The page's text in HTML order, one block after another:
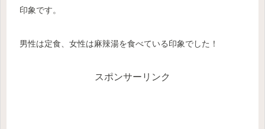
印象です。
男性は定食、女性は麻辣湯を食べている印象でした！
スポンサーリンク